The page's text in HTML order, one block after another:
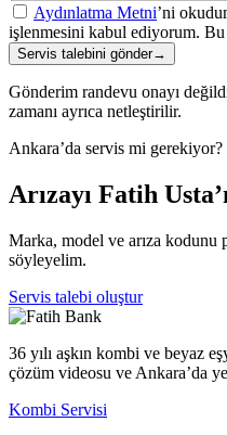
Aydınlatma Metni’ni
işlenmesini kabul ediyorum.
Servis talebini gönder→
Gönderim randevu onayı
zamanı ayrıca netleştirilir.
Ankara’da servis mi gerekiyor?
Arızayı Fatih
Marka, model ve arıza kodunu
söyleyelim.
Servis talebi oluştur
36 yılı aşkın kombi ve beyaz
çözüm videosu ve Ankara’da
Kombi Servisi